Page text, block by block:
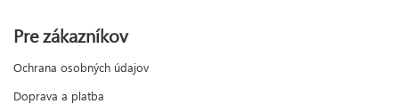
Pre zákazníkov
Ochrana osobných údajov
Doprava a platba